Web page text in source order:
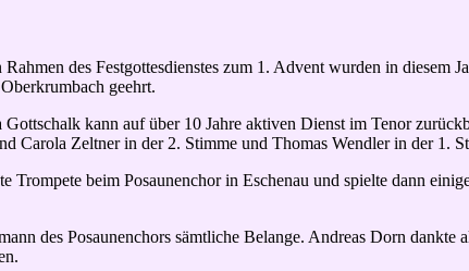
des Festgottesdienstes zum 1. Advent wurden in diesem
geehrt.
kann auf über 10 Jahre aktiven Dienst im Tenor
Carola Zeltner in der 2. Stimme und Thomas Wendler in der 1.
beim Posaunenchor in Eschenau und spielte dann
des Posaunenchors sämtliche Belange. Andreas Dorn dankte